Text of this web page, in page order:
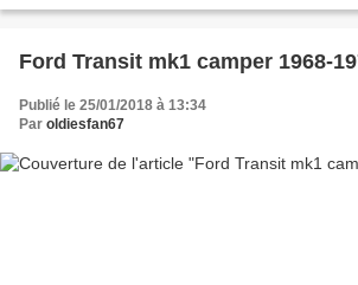
Ford Transit mk1 camper 1968-
Publié le 25/01/2018 à 13:34
Par oldiesfan67